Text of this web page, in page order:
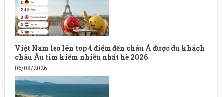
Việt Nam leo lên top 4 điểm đến châu Á được du khách
châu Âu tìm kiếm nhiều nhất hè 2026
06/08/2026